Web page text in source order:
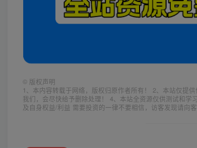
© 版权声明
1、本内容转载于网络，版权归原作者所有！ 2、本站仅提
我们，会尽快给予删除处理！ 4、本站全资源仅供测试和
及自身权益/利益 需要投资的一律不要相信，访客发现请向